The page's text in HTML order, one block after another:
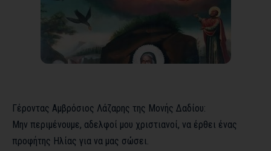
Γέροντας Αμβρόσιος Λάζαρης της Μονής Δαδίου:
Μην περιμένουμε, αδελφοί μου χριστιανοί, να έρθει ένας
προφήτης Ηλίας για να μας σώσει.